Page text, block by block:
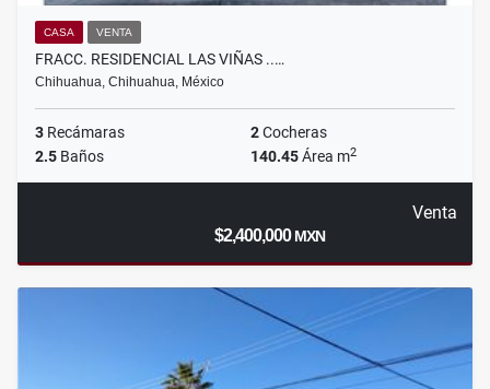
CASA VENTA
FRACC. RESIDENCIAL LAS VIÑAS ..…
Chihuahua, Chihuahua, México
3 Recámaras 2Cocheras
2.5 Baños 140.45Área m2
Venta
$2,400,000MXN